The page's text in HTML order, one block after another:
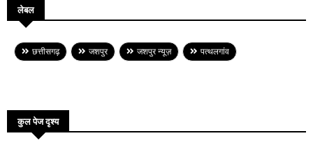
लेबल
छत्तीसगढ़ जशपुर जशपुर न्यूज़ पत्थलगांव
कुल पेज दृश्य